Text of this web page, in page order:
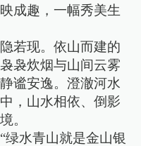
成趣，一幅秀美生
若现。依山而建的
袅炊烟与山间云雾
谧安逸。澄澈河水
，山水相依、倒影
。
绿水青山就是金山银